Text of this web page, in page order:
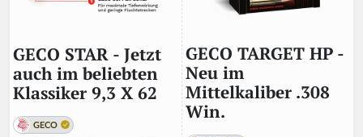
GECO STAR - Jetzt
auch im beliebten
Klassiker 9,3 X 62
GECO
GECO TARGET HP -
Neu im
Mittelkaliber .308
Win.